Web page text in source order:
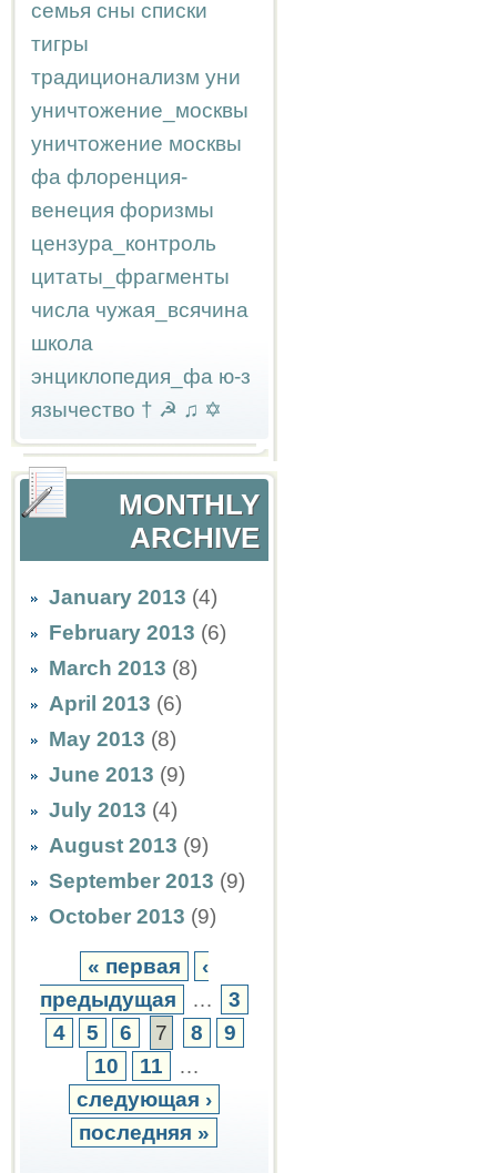
семья сны списки
тигры
традиционализм уни
уничтожение_москвы
уничтожение москвы
фа флоренция-
венеция форизмы
цензура_контроль
цитаты_фрагменты
числа чужая_всячина
школа
энциклопедия_фа ю-з
язычество † ☭ ♫ ✡
MONTHLY
ARCHIVE
January 2013 (4)
February 2013 (6)
March 2013 (8)
April 2013 (6)
May 2013 (8)
June 2013 (9)
July 2013 (4)
August 2013 (9)
September 2013 (9)
October 2013 (9)
« первая
‹
предыдущая
…
3
4
5 6 7 8
9
10
11
…
следующая ›
последняя »